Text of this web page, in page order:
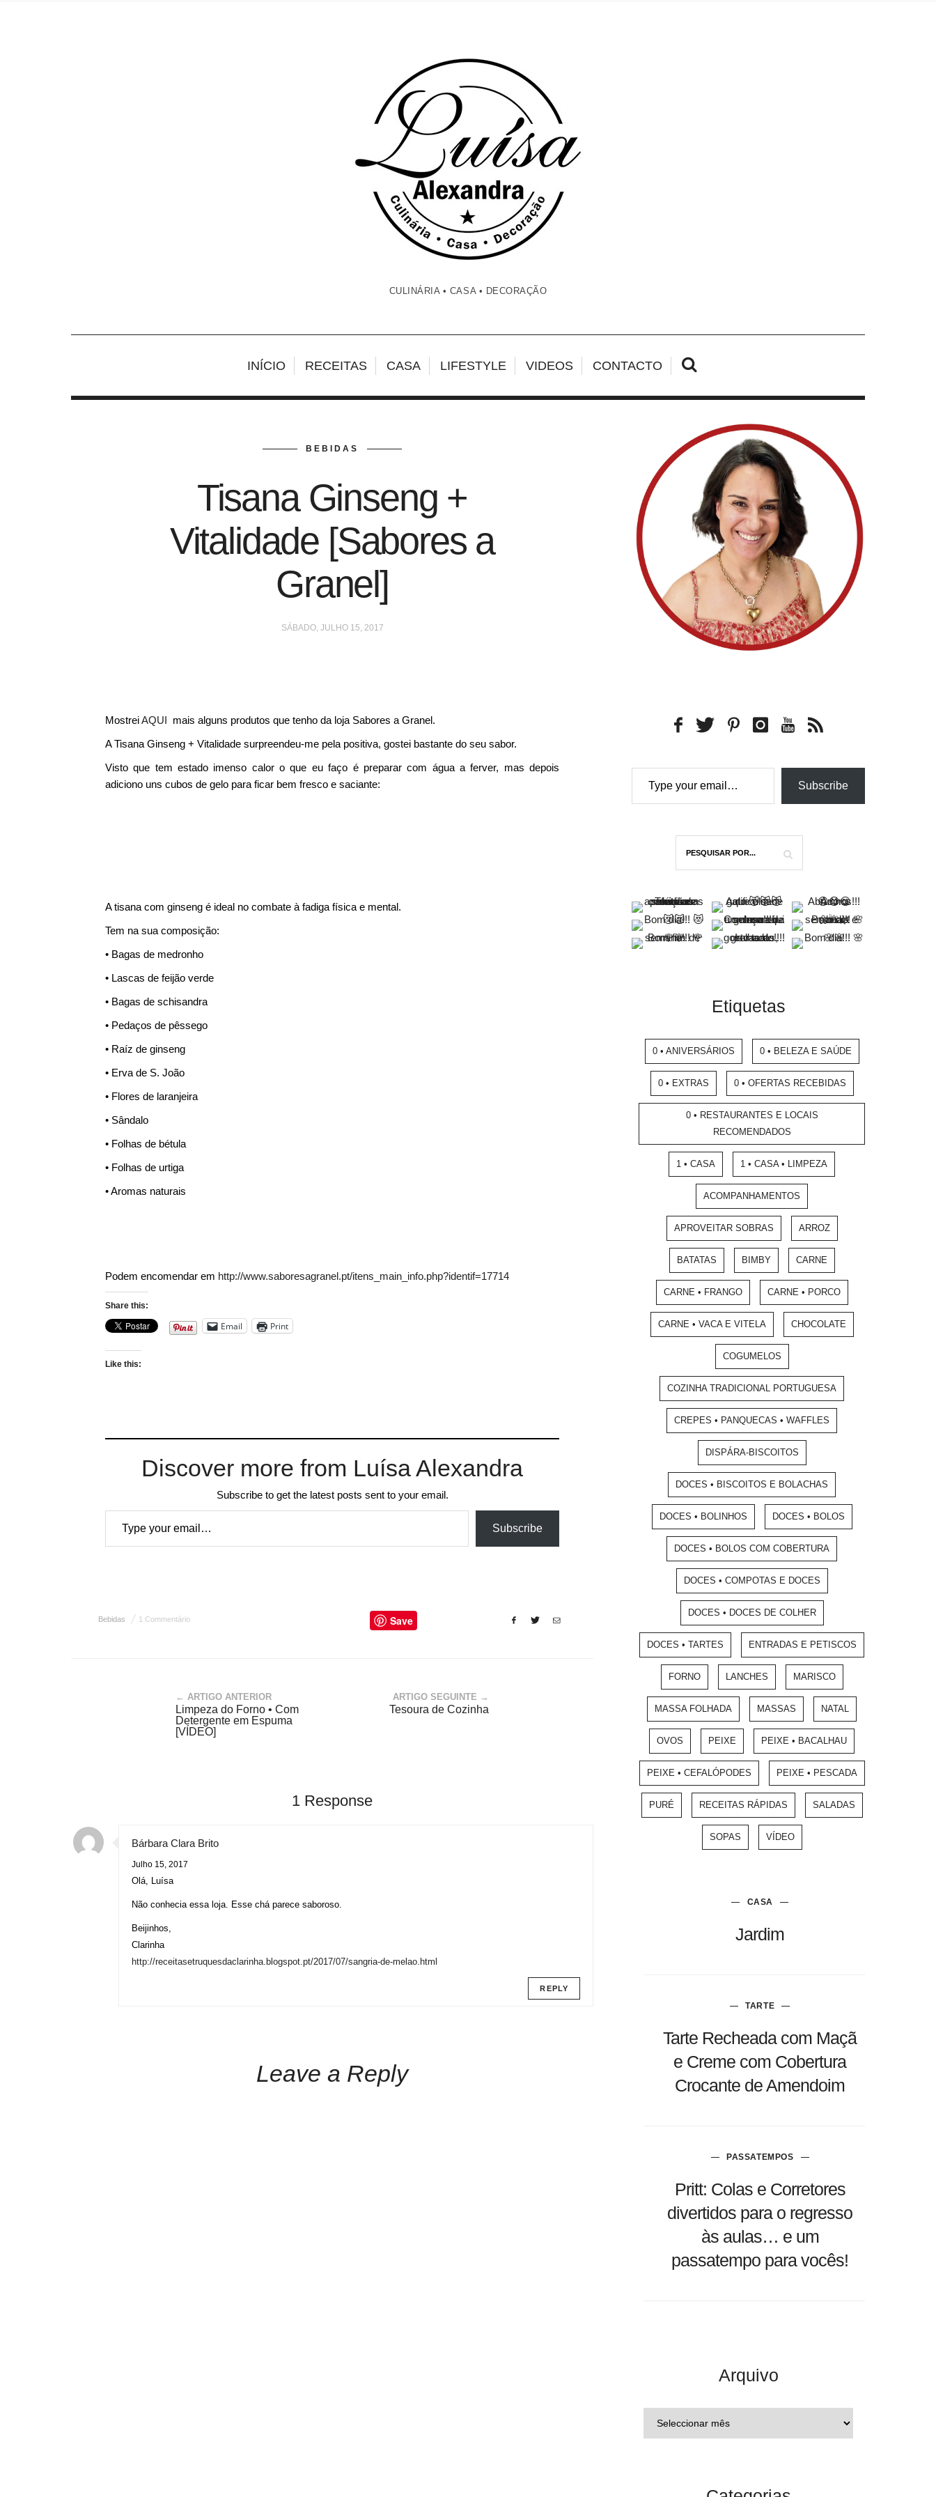
CULINÁRIA • CASA • DECORAÇÃO
INÍCIO RECEITAS CASA LIFESTYLE VIDEOS CONTACTO
BEBIDAS
Tisana Ginseng +
Vitalidade [Sabores a
Granel]
SÁBADO, JULHO 15, 2017
MostreiAQUI mais alguns produtos que tenho da loja Sabores a Granel.
A Tisana Ginseng + Vitalidade surpreendeu-me pela positiva, gostei bastante do seu sabor.
Visto que tem estado imenso calor o que eu faço é preparar com água a ferver, mas depois
adiciono uns cubos de gelo para ficar bem fresco e saciante:
A tisana com ginseng é ideal no combate à fadiga física e mental.
Tem na sua composição:
• Bagas de medronho
• Lascas de feijão verde
• Bagas de schisandra
• Pedaços de pêssego
• Raíz de ginseng
• Erva de S. João
• Flores de laranjeira
• Sândalo
• Folhas de bétula
• Folhas de urtiga
• Aromas naturais
Podem encomendar em http://www.saboresagranel.pt/itens_main_info.php?identif=17714
Share this:
Email Print
Like this:
Discover more from Luísa Alexandra
Subscribe to get the latest posts sent to your email.
Type your email…
Subscribe
Bebidas 1 Commentário Save
← ARTIGO ANTERIOR
Limpeza do Forno • Com
Detergente em Espuma
[VÍDEO]
ARTIGO SEGUINTE →
Tesoura de Cozinha
1 Response
Bárbara Clara Brito
Julho 15, 2017
Olá, Luísa
Não conhecia essa loja. Esse chá parece saboroso.
Beijinhos,
Clarinha
http://receitasetruquesdaclarinha.blogspot.pt/2017/07/sangria-de-melao.html
REPLY
Leave a Reply
Type your email…
Subscribe
Etiquetas
0 • ANIVERSÁRIOS 0 • BELEZA E SAÚDE
0 • EXTRAS 0 • OFERTAS RECEBIDAS
0 • RESTAURANTES E LOCAIS
RECOMENDADOS
1 • CASA 1 • CASA • LIMPEZA
ACOMPANHAMENTOS
APROVEITAR SOBRAS ARROZ
BATATAS BIMBY CARNE
CARNE • FRANGO CARNE • PORCO
CARNE • VACA E VITELA CHOCOLATE
COGUMELOS
COZINHA TRADICIONAL PORTUGUESA
CREPES • PANQUECAS • WAFFLES
DISPÁRA-BISCOITOS
DOCES • BISCOITOS E BOLACHAS
DOCES • BOLINHOS DOCES • BOLOS
DOCES • BOLOS COM COBERTURA
DOCES • COMPOTAS E DOCES
DOCES • DOCES DE COLHER
DOCES • TARTES ENTRADAS E PETISCOS
FORNO LANCHES MARISCO
MASSA FOLHADA MASSAS NATAL
OVOS PEIXE PEIXE • BACALHAU
PEIXE • CEFALÓPODES PEIXE • PESCADA
PURÉ RECEITAS RÁPIDAS SALADAS
SOPAS VÍDEO
CASA
Jardim
TARTE
Tarte Recheada com Maçã
e Creme com Cobertura
Crocante de Amendoim
PASSATEMPOS
Pritt: Colas e Corretores
divertidos para o regresso
às aulas… e um
passatempo para vocês!
Arquivo